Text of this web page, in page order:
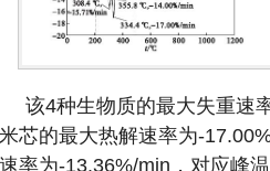
该4种生物质的最大失重速
米芯的最大热解速率为-
速率为-13.36%/min，对应峰